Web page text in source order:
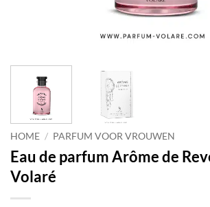
HOME / PARFUM VOOR VROUWEN
Eau de parfum Arôme de
Volaré